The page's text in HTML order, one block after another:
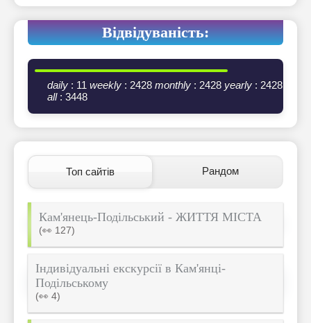
Відвідуваність:
daily : 11 weekly : 2428 monthly : 2428 yearly : 2428
all: 3448
Топ сайтів Рандом
Кам'янець-Подільський - ЖИТТЯ МІСТА
(👀 127)
Індивідуальні екскурсії в Кам'янці-
Подільському
(👀 4)